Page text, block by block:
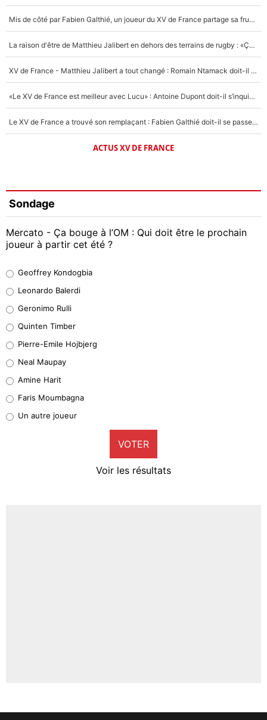
Mis de côté par Fabien Galthié, un joueur du XV de France partage sa frustration : «ils ne me l’ont pas dit tout de suite»
La raison d'être de Matthieu Jalibert en dehors des terrains de rugby : «Ça m'atteint autant que si tu touches à un membre de ma famille»
XV de France - Matthieu Jalibert a tout changé : Romain Ntamack doit-il s’inquiéter pour sa place à un an de la Coupe du monde ?
«Le XV de France est meilleur avec Lucu» : Antoine Dupont doit-il s’inquiéter pour sa place ?
Le XV de France a trouvé son remplaçant : Fabien Galthié doit-il se passer d'Antoine Dupont ?
ACTUS XV DE FRANCE
Sondage
Mercato - Ça bouge à l’OM : Qui doit être le prochain
joueur à partir cet été ?
38%
32%
5%
1%
9%
Geoffrey Kondogbia
Leonardo Balerdi
Geronimo Rulli
Quinten Timber
Pierre-Emile Hojbjerg
Neal Maupay
Amine Harit
Faris Moumbagna
Un autre joueur
VOTER
Voir les résultats